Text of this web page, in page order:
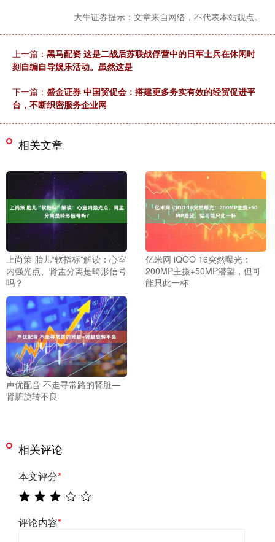
大牛证券提示：文章来自网络，不代表本站观点。
上一篇： 黑马配资 这是二战后苏联战俘营中的日军士兵在休闲时
刻自编自导娱乐活动。虽然这是
下一篇： 盛金证券 中国贸促会：搭建更多务实有效的经贸促进平
台，不断织密服务企业网
相关文章
上尚策 胎儿“软指标”解读：心室
内强光点、肾盂分离是畸形信号
吗？
亿米网 iQOO 16突然曝光：
200MP主摄+50MP潜望，但可
能只此一杯
声优配音 不走寻常路的肾脏—
肾脏旋转不良
相关评论
本文评分*
评论内容*